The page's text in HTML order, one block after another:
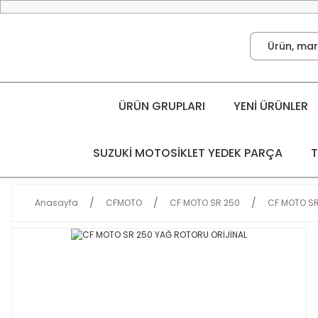
ÜRÜN GRUPLARI YENİ ÜRÜNLER
SUZUKİ MOTOSİKLET YEDEK PARÇA
Anasayfa CFMOTO CF MOTO SR 250 CF MOTO